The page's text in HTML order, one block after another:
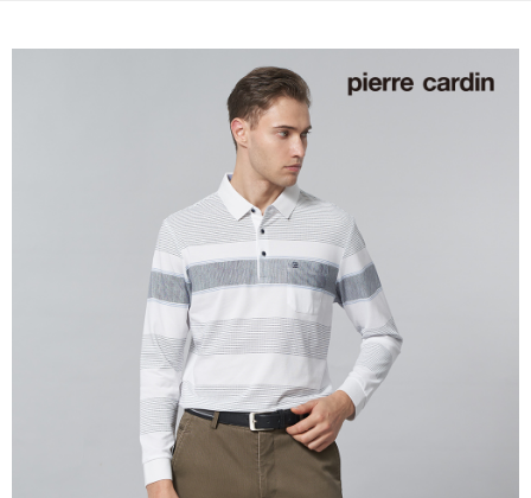
每筆NT$60，滿NT$1,200(含以上)免運費
每筆NT$60，滿NT$1,200(含以上)免運費
每筆NT$60，滿NT$1,200(含以上)免運費
每筆NT$80，滿NT$1,200(含以上)免運費
每筆NT$80，滿NT$1,200(含以上)免運費